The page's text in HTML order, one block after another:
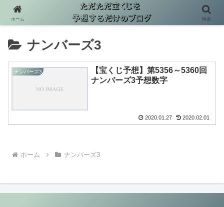
ナンバーズ3
ナンバーズ3
【宝くじ予想】第5356～5360回
ナンバーズ3予想数字
2020.01.27 2020.02.01
ホーム ナンバーズ3
ホーム 検索